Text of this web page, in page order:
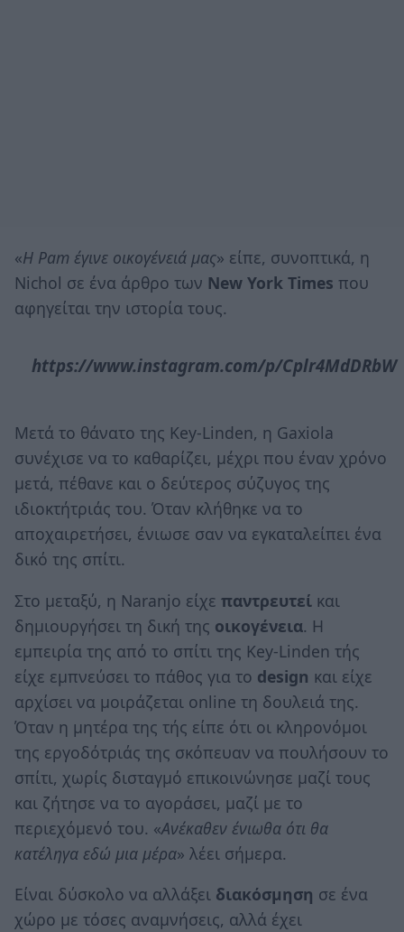
«Η Pam έγινε οικογένειά μας» είπε, συνοπτικά, η
Nichol σε ένα άρθρο των New York Times που
αφηγείται την ιστορία τους.
https://www.instagram.com/p/Cplr4MdDRbW
Μετά το θάνατο της Key-Linden, η Gaxiola
συνέχισε να το καθαρίζει, μέχρι που έναν χρόνο
μετά, πέθανε και ο δεύτερος σύζυγος της
ιδιοκτήτριάς του. Όταν κλήθηκε να το
αποχαιρετήσει, ένιωσε σαν να εγκαταλείπει ένα
δικό της σπίτι.
Στο μεταξύ, η Naranjo είχε παντρευτεί και
δημιουργήσει τη δική της οικογένεια. Η
εμπειρία της από το σπίτι της Key-Linden τής
είχε εμπνεύσει το πάθος για το design και είχε
αρχίσει να μοιράζεται online τη δουλειά της.
Όταν η μητέρα της τής είπε ότι οι κληρονόμοι
της εργοδότριάς της σκόπευαν να πουλήσουν το
σπίτι, χωρίς δισταγμό επικοινώνησε μαζί τους
και ζήτησε να το αγοράσει, μαζί με το
περιεχόμενό του. «Ανέκαθεν ένιωθα ότι θα
κατέληγα εδώ μια μέρα» λέει σήμερα.
Είναι δύσκολο να αλλάξει διακόσμηση σε ένα
χώρο με τόσες αναμνήσεις, αλλά έχει